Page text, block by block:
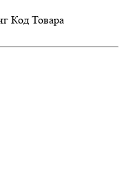
Код Товара